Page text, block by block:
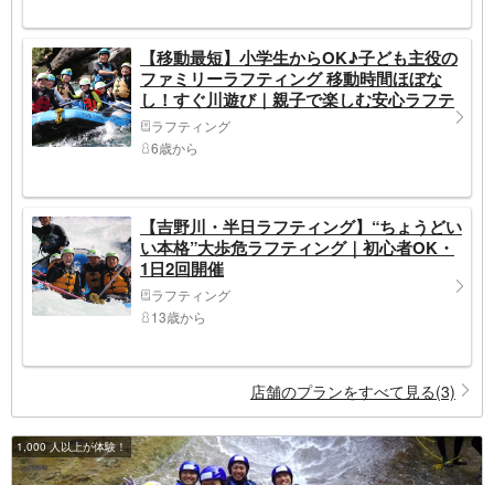
【移動最短】小学生からOK♪子ども主役の
ファミリーラフティング 移動時間ほぼな
し！すぐ川遊び｜親子で楽しむ安心ラフテ
ィング体験 穏やかな流れ中心で小学生から
参加できる人気ファミリーコース
ラフティング
6歳から
【吉野川・半日ラフティング】“ちょうどい
い本格”大歩危ラフティング｜初心者OK・
1日2回開催
ラフティング
13歳から
店舗のプランをすべて見る(3)
1,000 人以上が体験！